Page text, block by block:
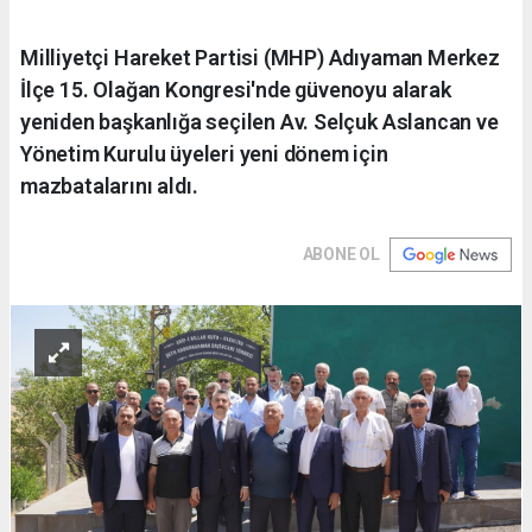
Milliyetçi Hareket Partisi (MHP) Adıyaman Merkez
İlçe 15. Olağan Kongresi'nde güvenoyu alarak
yeniden başkanlığa seçilen Av. Selçuk Aslancan ve
Yönetim Kurulu üyeleri yeni dönem için
mazbatalarını aldı.
ABONE OL